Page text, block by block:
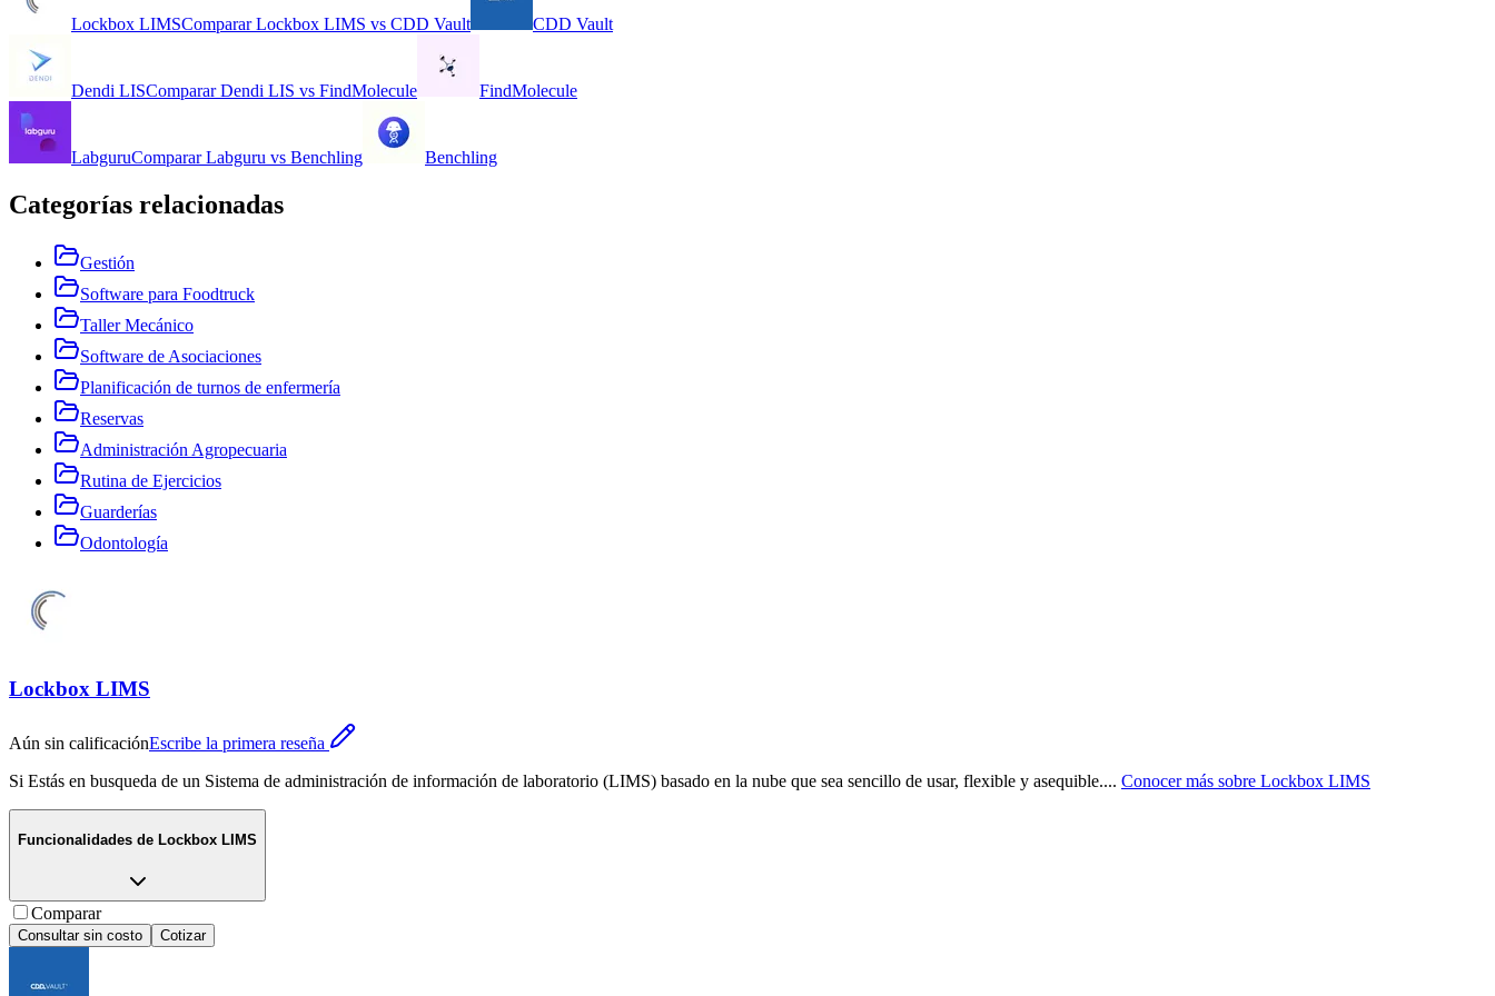
Lockbox LIMSComparar Lockbox LIMS vs CDD Vault CDD Vault
Dendi LISComparar Dendi LIS vs FindMolecule FindMolecule
LabguruComparar Labguru vs Benchling Benchling
Categorías relacionadas
Gestión
Software para Foodtruck
Taller Mecánico
Software de Asociaciones
Planificación de turnos de enfermería
Reservas
Administración Agropecuaria
Rutina de Ejercicios
Guarderías
Odontología
Lockbox LIMS
Aún sin calificaciónEscribe la primera reseña
Si Estás en busqueda de un Sistema de administración de información de laboratorio (LIMS) basado en la nube que sea sencillo de usar, flexible y asequible.... Conocer más sobre Lockbox LIMS
Funcionalidades de Lockbox LIMS
Comparar
Consultar sin costo Cotizar